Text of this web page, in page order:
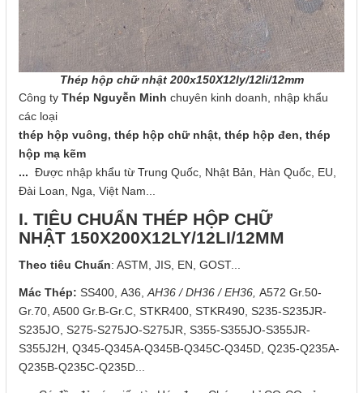
Thép hộp chữ nhật 200x150X12ly/12li/12mm
Công ty Thép Nguyễn Minh chuyên kinh doanh, nhập khẩu
các loại
thép hộp vuông, thép hộp chữ nhật, thép hộp đen, thép
hộp mạ kẽm
... Được nhập khẩu từ Trung Quốc, Nhật Bản, Hàn Quốc, EU,
Đài Loan, Nga, Việt Nam...
I. TIÊU CHUẨN THÉP HỘP CHỮ
NHẬT 150X200X12LY/12LI/12MM
Theo tiêu Chuẩn: ASTM, JIS, EN, GOST...
Mác Thép: SS400, A36, AH36 / DH36 / EH36, A572 Gr.50-
Gr.70, A500 Gr.B-Gr.C, STKR400, STKR490, S235-S235JR-
S235JO, S275-S275JO-S275JR, S355-S355JO-S355JR-
S355J2H, Q345-Q345A-Q345B-Q345C-Q345D, Q235-Q235A-
Q235B-Q235C-Q235D...